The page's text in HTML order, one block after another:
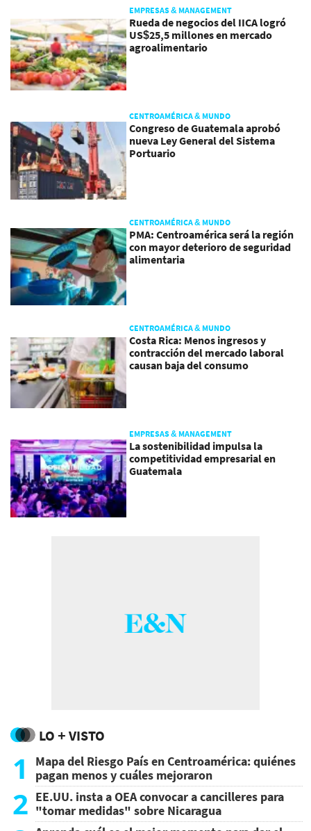
EMPRESAS & MANAGEMENT
Rueda de negocios del IICA logró
US$25,5 millones en mercado
agroalimentario
CENTROAMÉRICA & MUNDO
Congreso de Guatemala aprobó
nueva Ley General del Sistema
Portuario
CENTROAMÉRICA & MUNDO
PMA: Centroamérica será la región
con mayor deterioro de seguridad
alimentaria
CENTROAMÉRICA & MUNDO
Costa Rica: Menos ingresos y
contracción del mercado laboral
causan baja del consumo
EMPRESAS & MANAGEMENT
La sostenibilidad impulsa la
competitividad empresarial en
Guatemala
LO + VISTO
1
Mapa del Riesgo País en Centroamérica: quiénes
pagan menos y cuáles mejoraron
2 EE.UU. insta a OEA convocar a cancilleres para
"tomar medidas" sobre Nicaragua